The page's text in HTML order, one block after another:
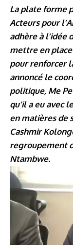
La plate forme
Acteurs pour
adhère à l’idée
mettre en
pour renforcer
annoncé le
politique, Me
qu’il a eu avec
en matières de
Cashmir
regroupement
Ntambwe.